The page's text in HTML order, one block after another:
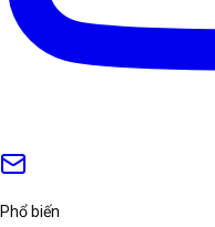
Phổ biến